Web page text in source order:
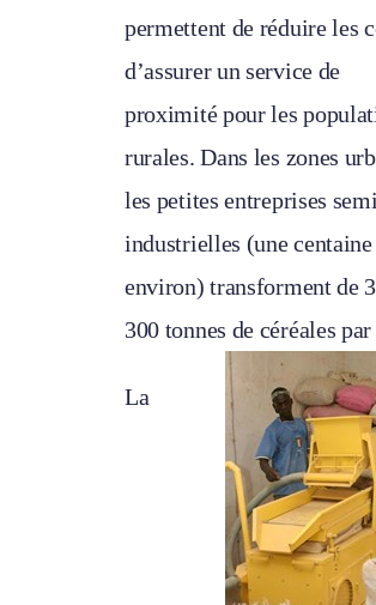
permettent de réduire les
d’assurer un service de
proximité pour les
rurales. Dans les zones
les petites entreprises
industrielles (une centaine
environ) transforment de
300 tonnes de céréales par
La